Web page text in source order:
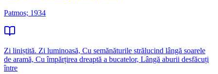
Patmos; 1934
Zi liniștită. Zi luminoasă, Cu semănăturile strălucind lângă soarele
de aramă, Cu împărțirea dreaptă a bucatelor, Lângă aburii desfăcuți
între